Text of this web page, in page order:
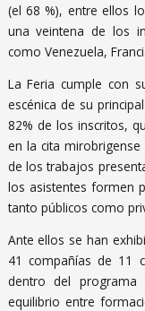
(el 68 %), entre ellos
una veintena de los
como Venezuela,
La Feria cumple con
escénica de su
82% de los inscritos,
en la cita
de los trabajos
los asistentes formen
tanto públicos como
Ante ellos se han
41 compañías de 11
dentro del
equilibrio entre